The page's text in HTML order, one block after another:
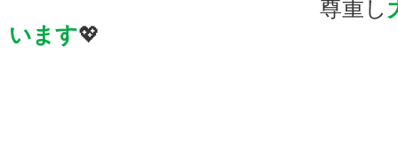
尊重し
います💖